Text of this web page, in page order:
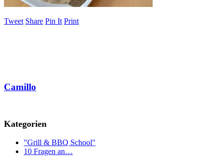
Tweet Share Pin It Print
Camillo
Kategorien
"Grill & BBQ School"
10 Fragen an…